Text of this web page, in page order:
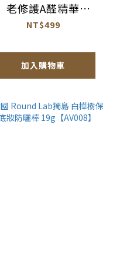
老修護A醛精華
150ml【AS049】
NT$499
加入購物車